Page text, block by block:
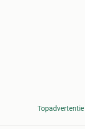
Topadvertentie